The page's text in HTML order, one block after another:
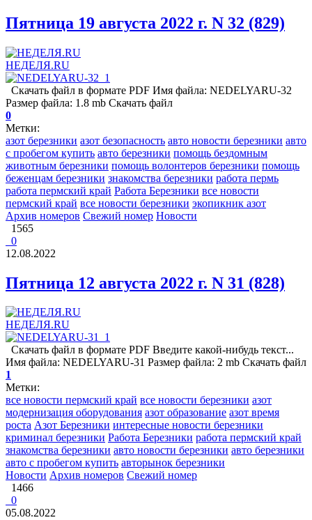
Пятница 19 августа 2022 г. N 32 (829)
НЕДЕЛЯ.RU
Скачать файл в формате PDF Имя файла: NEDELYARU-32
Размер файла: 1.8 mb Скачать файл
0
Метки:
азот березники азот безопасность авто новости березники авто
с пробегом купить авто березники помощь бездомным
животным березники помощь волонтеров березники помощь
беженцам березники знакомства березники работа пермь
работа пермский край Работа Березники все новости
пермский край все новости березники экопикник азот
Архив номеров Свежий номер Новости
1565
0
12.08.2022
Пятница 12 августа 2022 г. N 31 (828)
НЕДЕЛЯ.RU
Скачать файл в формате PDF Введите какой-нибудь текст...
Имя файла: NEDELYARU-31 Размер файла: 2 mb Скачать файл
1
Метки:
все новости пермский край все новости березники азот
модернизация оборудования азот образование азот время
роста Азот Березники интересные новости березники
криминал березники Работа Березники работа пермский край
знакомства березники авто новости березники авто березники
авто с пробегом купить авторынок березники
Новости Архив номеров Свежий номер
1466
0
05.08.2022